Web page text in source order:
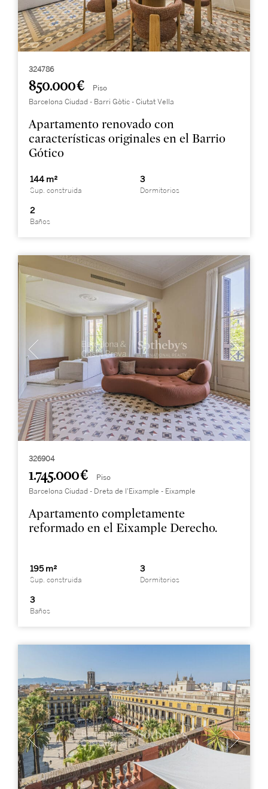
324786
850.000 € Piso
Barcelona Ciudad - Barri Gòtic - Ciutat Vella
Apartamento renovado con
características originales en el Barrio
Gótico
144 m²
Sup. construida
3
Dormitorios
2
Baños
326904
1.745.000 € Piso
Barcelona Ciudad - Dreta de l'Eixample - Eixample
Apartamento completamente
reformado en el Eixample Derecho.
195 m²
Sup. construida
3
Dormitorios
3
Baños